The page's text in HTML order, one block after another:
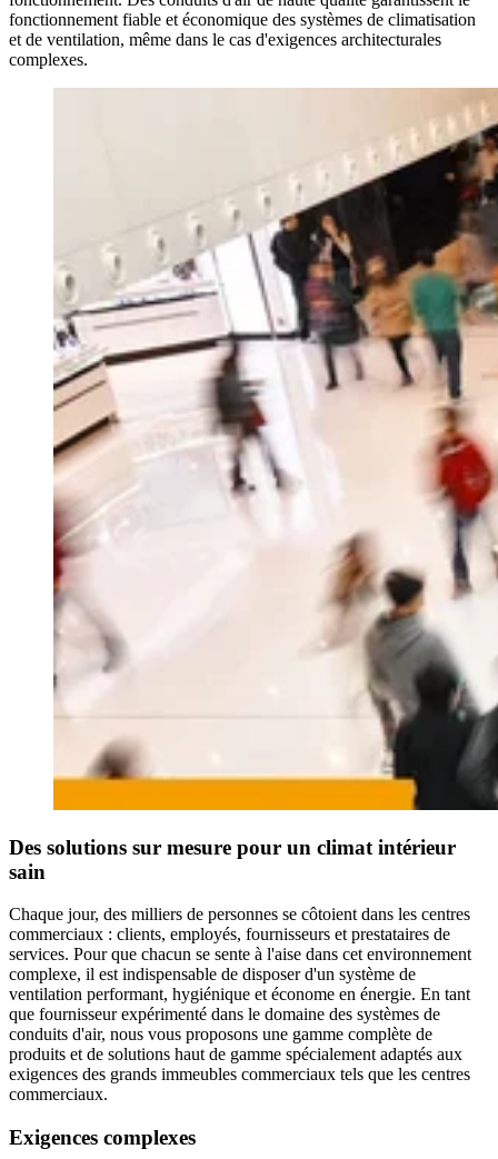
fonctionnement fiable et économique des systèmes de climatisation
et de ventilation, même dans le cas d'exigences architecturales
complexes.
Des solutions sur mesure pour un climat intérieur
sain
Chaque jour, des milliers de personnes se côtoient dans les centres
commerciaux : clients, employés, fournisseurs et prestataires de
services. Pour que chacun se sente à l'aise dans cet environnement
complexe, il est indispensable de disposer d'un système de
ventilation performant, hygiénique et économe en énergie. En tant
que fournisseur expérimenté dans le domaine des systèmes de
conduits d'air, nous vous proposons une gamme complète de
produits et de solutions haut de gamme spécialement adaptés aux
exigences des grands immeubles commerciaux tels que les centres
commerciaux.
Exigences complexes